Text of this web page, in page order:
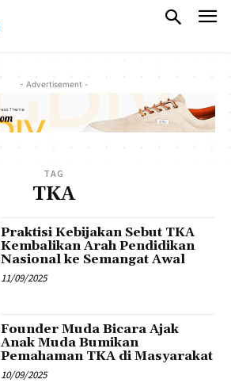
- Advertisement -
TAG
TKA
Praktisi Kebijakan Sebut TKA
Kembalikan Arah Pendidikan
Nasional ke Semangat Awal
11/09/2025
Founder Muda Bicara Ajak
Anak Muda Bumikan
Pemahaman TKA di Masyarakat
10/09/2025